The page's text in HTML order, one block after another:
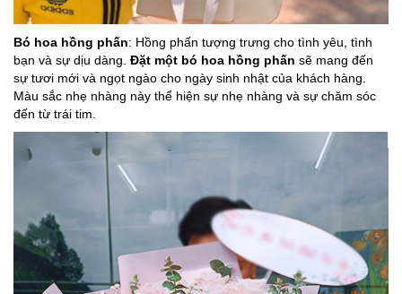
Bó hoa hồng phấn: Hồng phấn tượng trưng cho tình yêu, tình
bạn và sự dịu dàng. Đặt một bó hoa hồng phấn sẽ mang đến
sự tươi mới và ngọt ngào cho ngày sinh nhật của khách hàng.
Màu sắc nhẹ nhàng này thể hiện sự nhẹ nhàng và sự chăm sóc
đến từ trái tim.